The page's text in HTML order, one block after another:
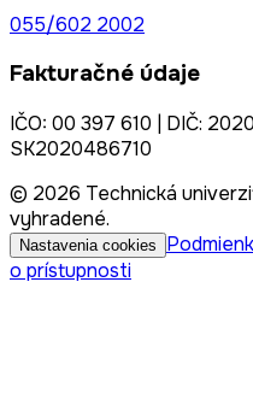
055/602 2002
Fakturačné údaje
IČO: 00 397 610 | DIČ:
SK2020486710
© 2026 Technická
vyhradené.
Nastavenia cookies
o prístupnosti